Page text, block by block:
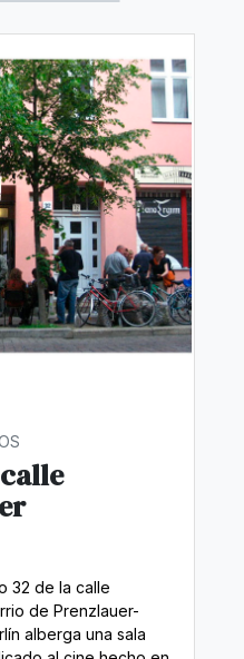
32 de la calle
de Prenzlauer-
alberga una sala